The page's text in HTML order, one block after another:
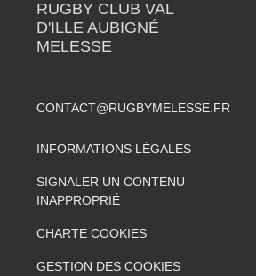
RUGBY CLUB VAL
D'ILLE AUBIGNÉ
MELESSE
CONTACT@RUGBYMELESSE.FR
INFORMATIONS LÉGALES
SIGNALER UN CONTENU
INAPPROPRIÉ
CHARTE COOKIES
GESTION DES COOKIES